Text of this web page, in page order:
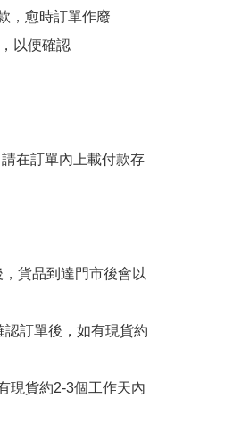
，愈時訂單作廢
以便確認
在訂單內上載付款存
貨品到達門市後會以
認訂單後，如有現貨約
現貨約2-3個工作天內